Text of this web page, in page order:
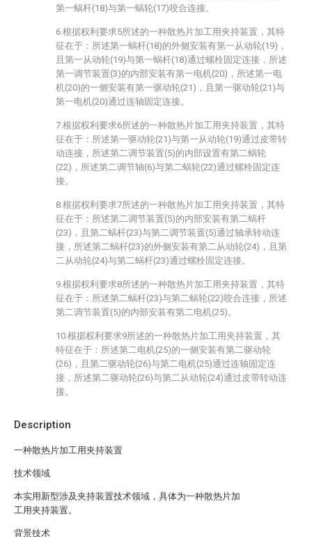
Description
一种散热片加工用夹持装置
技术领域
本实用新型涉及夹持装置技术领域，具体为一种散热片加
工用夹持装置。
背景技术
第一蜗杆(18)与第一蜗轮(17)咬合连接。
6.根据权利要求5所述的一种散热片加工用夹持装置，其特
征在于：所述第一蜗杆(18)的外侧安装有第一从动轮(19)，
且第一从动轮(19)与第一蜗杆(18)通过螺栓固定连接，所述
第一调节装置(3)的内部安装有第一电机(20)，所述第一电
机(20)的一侧安装有第一驱动轮(21)，且第一驱动轮(21)与
第一电机(20)通过连轴固定连接。
7.根据权利要求6所述的一种散热片加工用夹持装置，其特
征在于：所述第一驱动轮(21)与第一从动轮(19)通过皮带转
动连接，所述第二调节装置(5)的内部设置有第二蜗轮
(22)，所述第二调节轴(6)与第二蜗轮(22)通过螺栓固定连
接。
8.根据权利要求7所述的一种散热片加工用夹持装置，其特
征在于：所述第二调节装置(5)的内部安装有第二蜗杆
(23)，且第二蜗杆(23)与第二调节装置(5)通过轴承转动连
接，所述第二蜗杆(23)的外侧安装有第二从动轮(24)，且第
二从动轮(24)与第二蜗杆(23)通过螺栓固定连接。
9.根据权利要求8所述的一种散热片加工用夹持装置，其特
征在于：所述第二蜗杆(23)与第二蜗轮(22)咬合连接，所述
第二调节装置(5)的内部安装有第二电机(25)。
10.根据权利要求9所述的一种散热片加工用夹持装置，其
特征在于：所述第二电机(25)的一侧安装有第二驱动轮
(26)，且第二驱动轮(26)与第二电机(25)通过连轴固定连
接，所述第二驱动轮(26)与第二从动轮(24)通过皮带转动连
接。